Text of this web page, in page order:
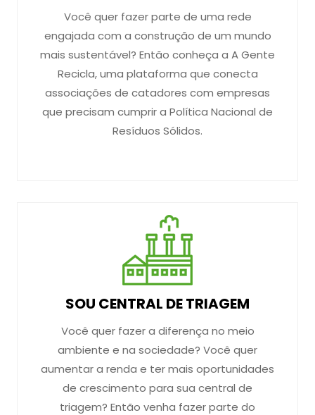
Você quer fazer parte de uma rede
engajada com a construção de um mundo
mais sustentável? Então conheça a A Gente
Recicla, uma plataforma que conecta
associações de catadores com empresas
que precisam cumprir a Política Nacional de
Resíduos Sólidos.
SOU CENTRAL DE TRIAGEM
Você quer fazer a diferença no meio
ambiente e na sociedade? Você quer
aumentar a renda e ter mais oportunidades
de crescimento para sua central de
triagem? Então venha fazer parte do